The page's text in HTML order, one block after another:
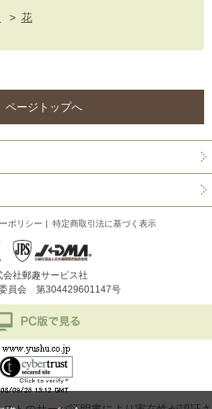
> 花
ページトップへ
ポリシー 特定商取引法に基づく表示
会社郵趣サービス社
員会 第304429601147号